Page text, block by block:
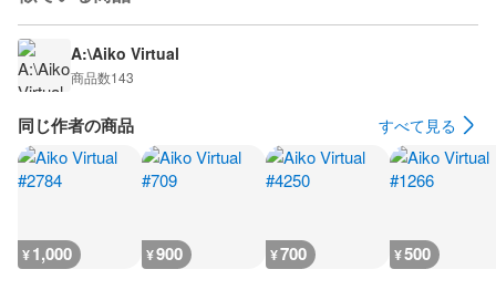
A:\Aiko Virtual
商品数143
同じ作者の商品 すべて見る
¥1,000 ¥900 ¥700 ¥500